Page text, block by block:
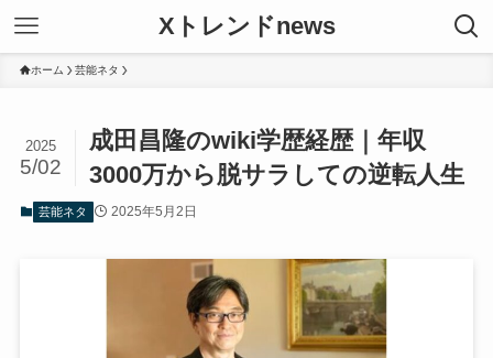
Xトレンドnews
ホーム 芸能ネタ
成田昌隆のwiki学歴経歴｜年収
3000万から脱サラしての逆転人生
2025
5/02
芸能ネタ 2025年5月2日